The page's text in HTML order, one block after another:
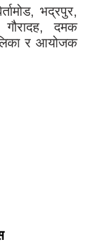
भद्रपुर,
गौरादह, दमक
र आयोजक